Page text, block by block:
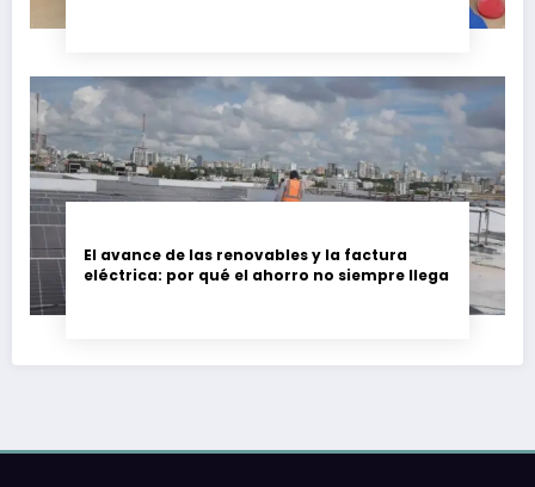
El avance de las renovables y la factura
eléctrica: por qué el ahorro no siempre llega